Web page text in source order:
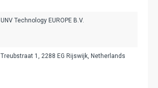
UNV Technology EUROPE B.V.
Treubstraat 1, 2288 EG Rijswijk, Netherlands